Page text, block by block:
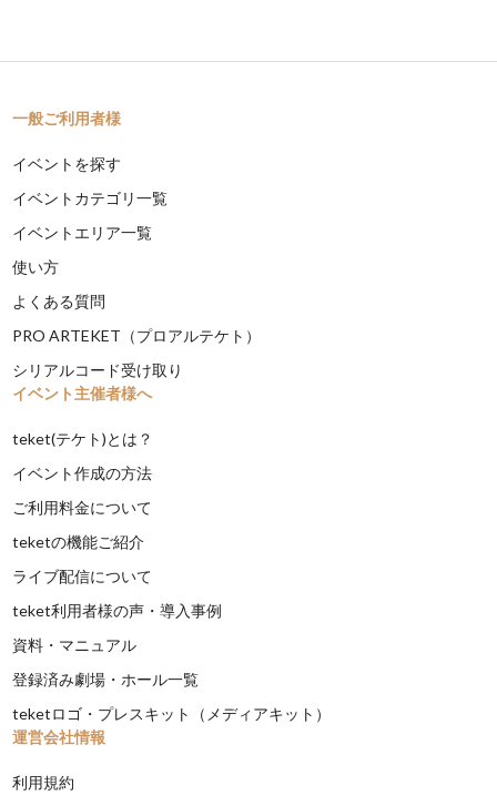
一般ご利用者様
イベントを探す
イベントカテゴリ一覧
イベントエリア一覧
使い方
よくある質問
PRO ARTEKET（プロアルテケト）
シリアルコード受け取り
イベント主催者様へ
teket(テケト)とは？
イベント作成の方法
ご利用料金について
teketの機能ご紹介
ライブ配信について
teket利用者様の声・導入事例
資料・マニュアル
登録済み劇場・ホール一覧
teketロゴ・プレスキット（メディアキット）
運営会社情報
利用規約